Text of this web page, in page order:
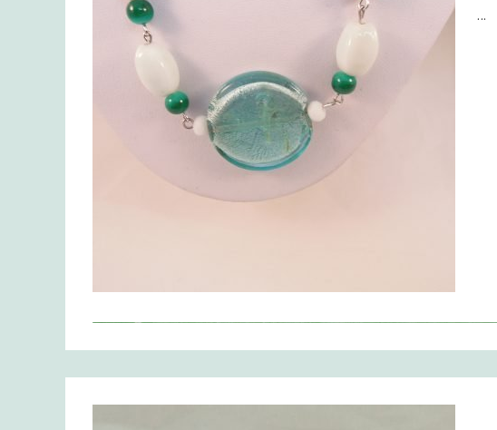
...